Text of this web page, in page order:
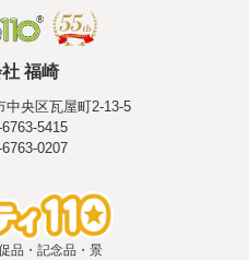
福崎
央区瓦屋町2-13-5
5415
0207
品・記念品・景